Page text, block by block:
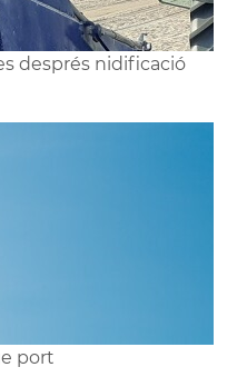
després nidificació
port